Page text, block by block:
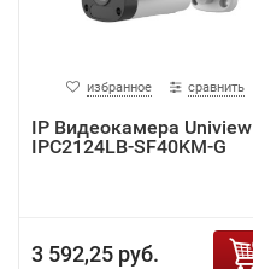
избранное сравнить
IP Видеокамера Uniview
IPC2124LB-SF40KM-G
3 592,25 руб.